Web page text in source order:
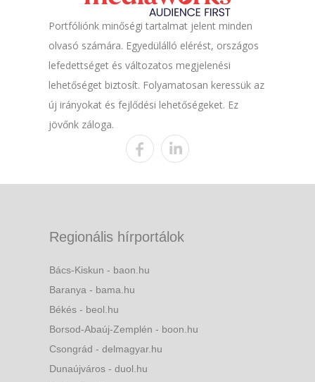
Portfóliónk minőségi tartalmat jelent minden
olvasó számára. Egyedülálló elérést, országos
lefedettséget és változatos megjelenési
lehetőséget biztosít. Folyamatosan keressük az
új irányokat és fejlődési lehetőségeket. Ez
jövőnk záloga.
Regionális hírportálok
Bács-Kiskun - baon.hu
Baranya - bama.hu
Békés - beol.hu
Borsod-Abaúj-Zemplén - boon.hu
Csongrád - delmagyar.hu
Dunaújváros - duol.hu